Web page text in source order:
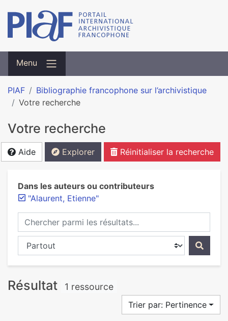
Menu
PIAF
Bibliographie francophone sur l’archivistique
Votre recherche
Votre recherche
Aide Explorer Réinitialiser la recherche
Dans les auteurs ou contributeurs
"Alaurent, Etienne"
Chercher parmi les résultats...
Chercher dans...
Résultat 1 ressource
Trier par: Pertinence